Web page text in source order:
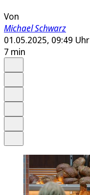
Von
Michael Schwarz
01.05.2025, 09:49 Uhr
7 min